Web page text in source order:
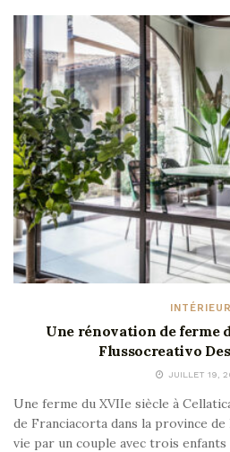
INTÉRIEUR
Une rénovation de ferme
Flussocreativo
JUILLET 19,
Une ferme du XVIIe siècle à
de Franciacorta dans la province de
vie par un couple avec trois